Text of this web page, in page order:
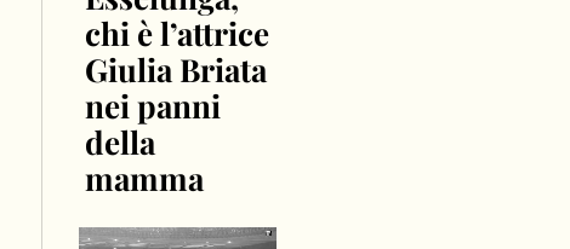
chi è l’attrice
Giulia Briata
nei panni
della
mamma